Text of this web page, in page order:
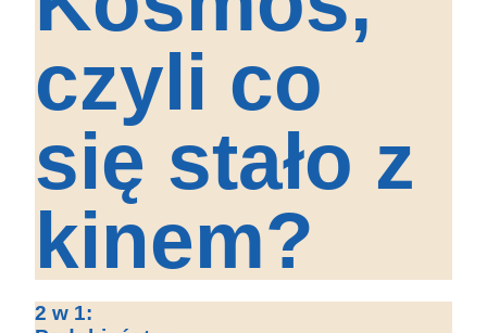
czyli co
się stało z
kinem?
2 w 1: